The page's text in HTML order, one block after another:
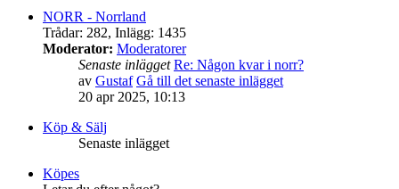
NORR - Norrland
Trådar: 282, Inlägg: 1435
Moderator: Moderatorer
Senaste inlägget Re: Någon kvar i norr?
av Gustaf Gå till det senaste inlägget
20 apr 2025, 10:13
Köp & Sälj
Senaste inlägget
Köpes